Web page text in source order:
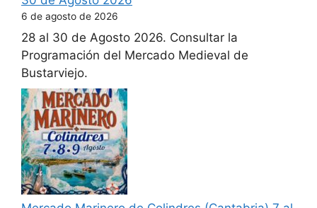
6 de agosto de 2026
28 al 30 de Agosto 2026. Consultar la
Programación del Mercado Medieval de
Bustarviejo.